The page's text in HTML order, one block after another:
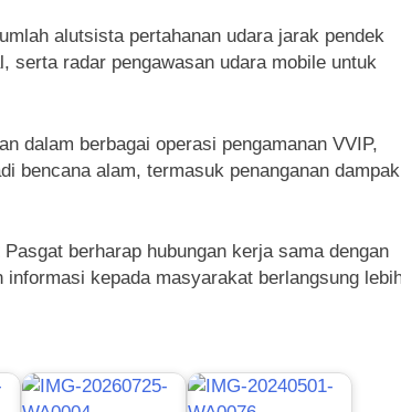
alutsista pertahanan udara jarak pendek
radar pengawasan udara mobile untuk
dalam berbagai operasi pengamanan VVIP,
bencana alam, termasuk penanganan dampak
berharap hubungan kerja sama dengan
kepada masyarakat berlangsung